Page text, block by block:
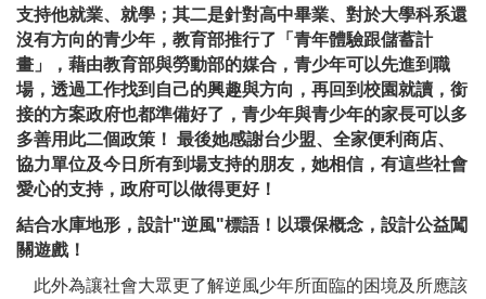
支持他就業、就學；其二是針對高中畢業、對於大學科系還
沒有方向的青少年，教育部推行了「青年體驗跟儲蓄計
畫」，藉由教育部與勞動部的媒合，青少年可以先進到職
場，透過工作找到自己的興趣與方向，再回到校園就讀，銜
接的方案政府也都準備好了，青少年與青少年的家長可以多
多善用此二個政策！ 最後她感謝台少盟、全家便利商店、
協力單位及今日所有到場支持的朋友，她相信，有這些社會
愛心的支持，政府可以做得更好！
結合水庫地形，設計"逆風"標語！以環保概念，設計公益闖
關遊戲！
此外為讓社會大眾更了解逆風少年所面臨的困境及所應該